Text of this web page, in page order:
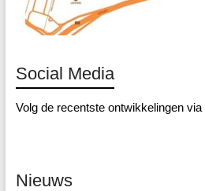
Social Media
Volg de recentste ontwikkelingen via
Nieuws